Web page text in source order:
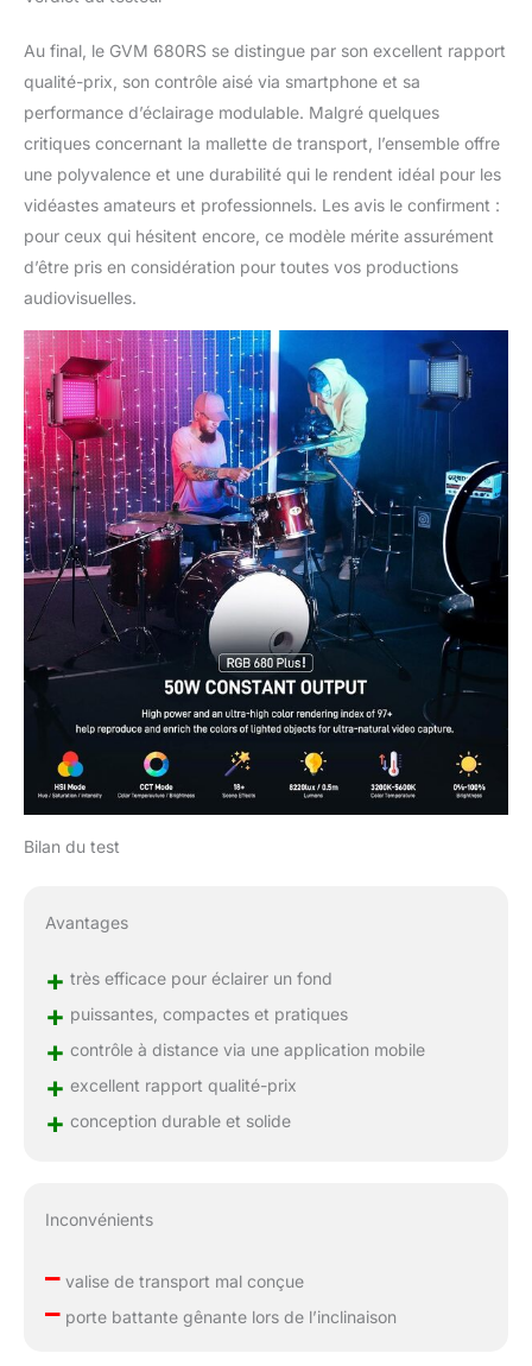
Au final, le GVM 680RS se distingue par son excellent rapport
qualité-prix, son contrôle aisé via smartphone et sa
performance d’éclairage modulable. Malgré quelques
critiques concernant la mallette de transport, l’ensemble offre
une polyvalence et une durabilité qui le rendent idéal pour les
vidéastes amateurs et professionnels. Les avis le confirment :
pour ceux qui hésitent encore, ce modèle mérite assurément
d’être pris en considération pour toutes vos productions
audiovisuelles.
Bilan du test
Avantages
+ très efficace pour éclairer un fond
+ puissantes, compactes et pratiques
+ contrôle à distance via une application mobile
+ excellent rapport qualité-prix
+ conception durable et solide
Inconvénients
–valise de transport mal conçue
–porte battante gênante lors de l’inclinaison